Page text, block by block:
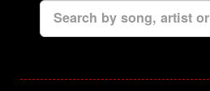
Search by song, artist